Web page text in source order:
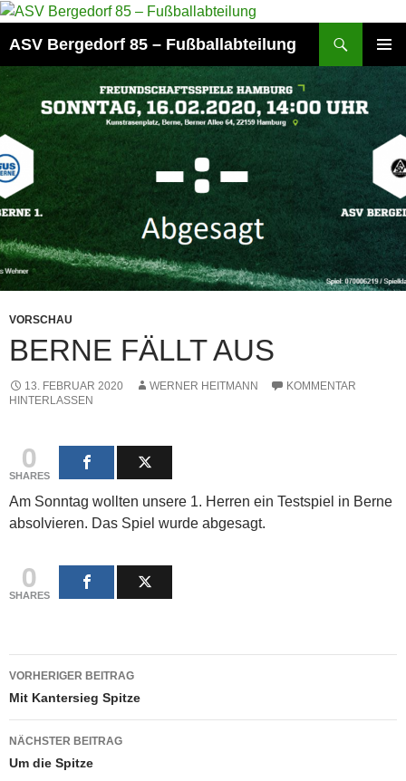
Zum
springen
ASV Bergedorf 85 – Fußballabteilung
VORSCHAU
BERNE FÄLLT AUS
13. FEBRUAR 2020 WERNER HEITMANN
KOMMENTAR
HINTERLASSEN
0
SHARES
Am Sonntag wollten unsere 1. Herren ein Testspiel in Berne
absolvieren. Das Spiel wurde abgesagt.
0
SHARES
Beitragsnavigation
VORHERIGER BEITRAG
Mit Kantersieg Spitze
NÄCHSTER BEITRAG
Um die Spitze